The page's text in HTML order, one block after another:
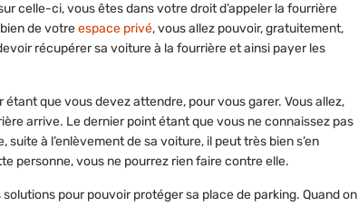
celle-ci, vous êtes dans votre droit d’appeler la fourrière
de votreespace privé, vous allez pouvoir, gratuitement,
récupérer sa voiture à la fourrière et ainsi payer les
que vous devez attendre, pour vous garer. Vous allez,
arrive. Le dernier point étant que vous ne connaissez pas
à l’enlèvement de sa voiture, il peut très bien s’en
personne, vous ne pourrez rien faire contre elle.
pour pouvoir protéger sa place de parking. Quand on